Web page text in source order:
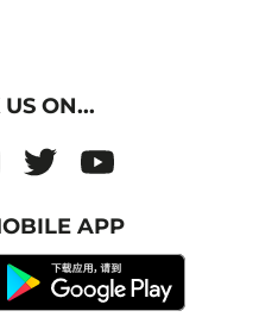
ON...
APP